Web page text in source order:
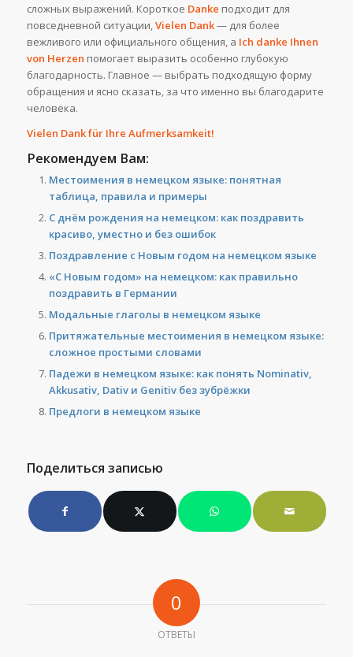
сложных выражений. Короткое Danke подходит для
повседневной ситуации,Vielen Dank— для более
вежливого или официального общения, а Ich danke Ihnen
von Herzen помогает выразить особенно глубокую
благодарность. Главное — выбрать подходящую форму
обращения и ясно сказать, за что именно вы благодарите
человека.
Vielen Dank für Ihre Aufmerksamkeit!
Рекомендуем Вам:
Местоимения в немецком языке: понятная
таблица, правила и примеры
С днём рождения на немецком: как поздравить
красиво, уместно и без ошибок
Поздравление с Новым годом на немецком языке
«С Новым годом» на немецком: как правильно
поздравить в Германии
Модальные глаголы в немецком языке
Притяжательные местоимения в немецком языке:
сложное простыми словами
Падежи в немецком языке: как понять Nominativ,
Akkusativ, Dativ и Genitiv без зубрёжки
Предлоги в немецком языке
Поделиться записью
0
ОТВЕТЫ